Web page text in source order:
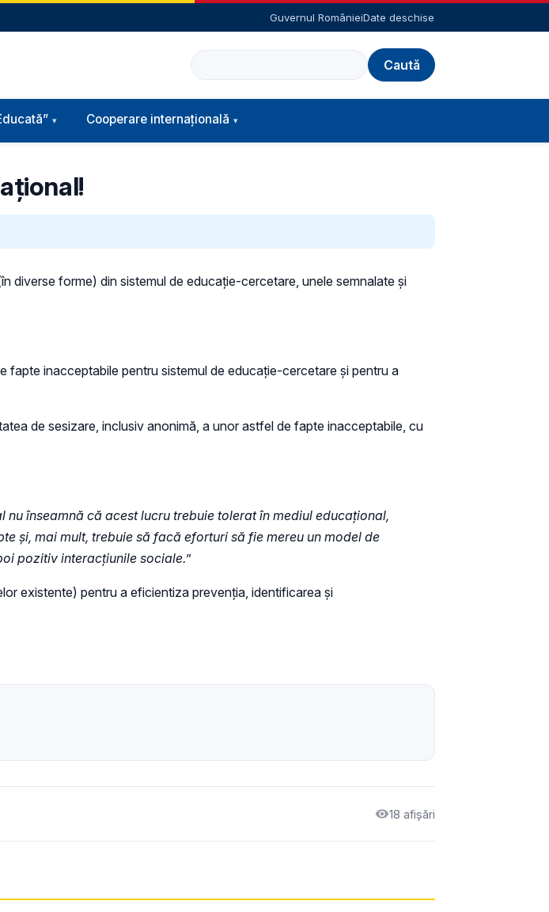
Guvernul RomânieiDate deschise
Caută
Cooperare internațională
diverse forme) din sistemul de educație-cercetare, unele semnalate și
fapte inacceptabile pentru sistemul de educație-cercetare și pentru a
de sesizare, inclusiv anonimă, a unor astfel de fapte inacceptabile, cu
înseamnă că acest lucru trebuie tolerat în mediul educațional,
și, mai mult, trebuie să facă eforturi să fie mereu un model de
pozitiv interacțiunile sociale.”
existente) pentru a eficientiza prevenția, identificarea și
18 afișări